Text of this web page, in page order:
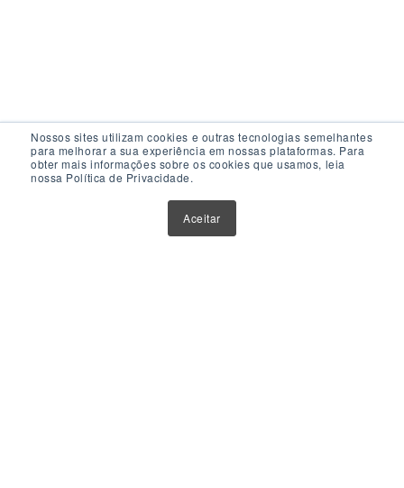
Nossos sites utilizam cookies e outras tecnologias semelhantes
para melhorar a sua experiência em nossas plataformas. Para
obter mais informações sobre os cookies que usamos, leia
nossa Política de Privacidade.
Aceitar
Acesso Rápido